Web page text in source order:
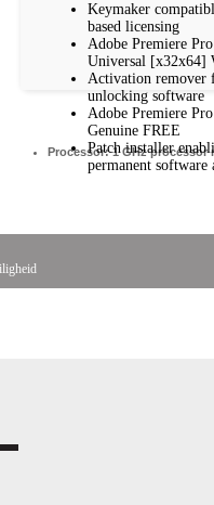
Processor:1 GHz processor
Keymaker
based licensing
Adobe Premiere
Universal [x32x64]
Activation remover
unlocking software
Adobe Premiere
Genuine FREE
Patch installer
permanent software